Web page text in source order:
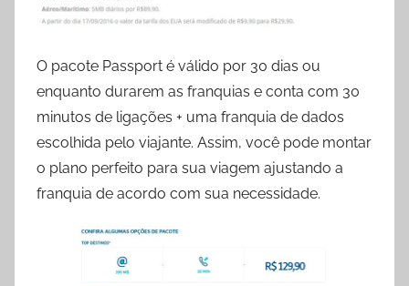
O pacote Passport é válido por 30 dias ou
enquanto durarem as franquias e conta com 30
minutos de ligações + uma franquia de dados
escolhida pelo viajante. Assim, você pode montar
o plano perfeito para sua viagem ajustando a
franquia de acordo com sua necessidade.